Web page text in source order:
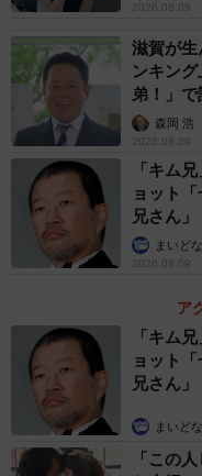
2026.08.09
滋賀が
ンキン
弟！」
森岡 浩
2026.08.09
「キム
ョット
兄さん」
まいど
2026.08.09
ア
「キム
ョット
兄さん」
まいど
「この